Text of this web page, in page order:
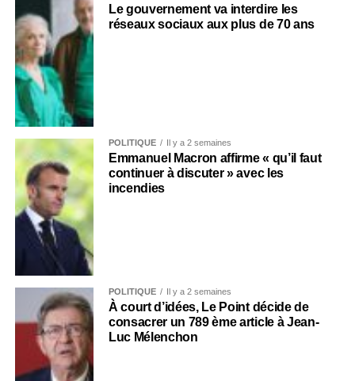
Le gouvernement va interdire les
réseaux sociaux aux plus de 70 ans
POLITIQUE Il y a 2 semaines
Emmanuel Macron affirme « qu’il faut
continuer à discuter » avec les
incendies
POLITIQUE Il y a 2 semaines
À court d’idées, Le Point décide de
consacrer un 789 ème article à Jean-
Luc Mélenchon